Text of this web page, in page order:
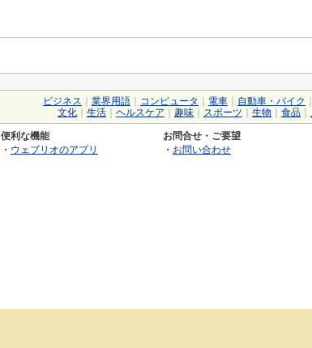
ビジネス 業界用語 コンピュータ 電車 自動車・バイク
文化
生活 ヘルスケア 趣味 スポーツ 生物 食品
便利な機能
・ ウェブリオのアプリ
お問合せ・ご要望
・ お問い合わせ